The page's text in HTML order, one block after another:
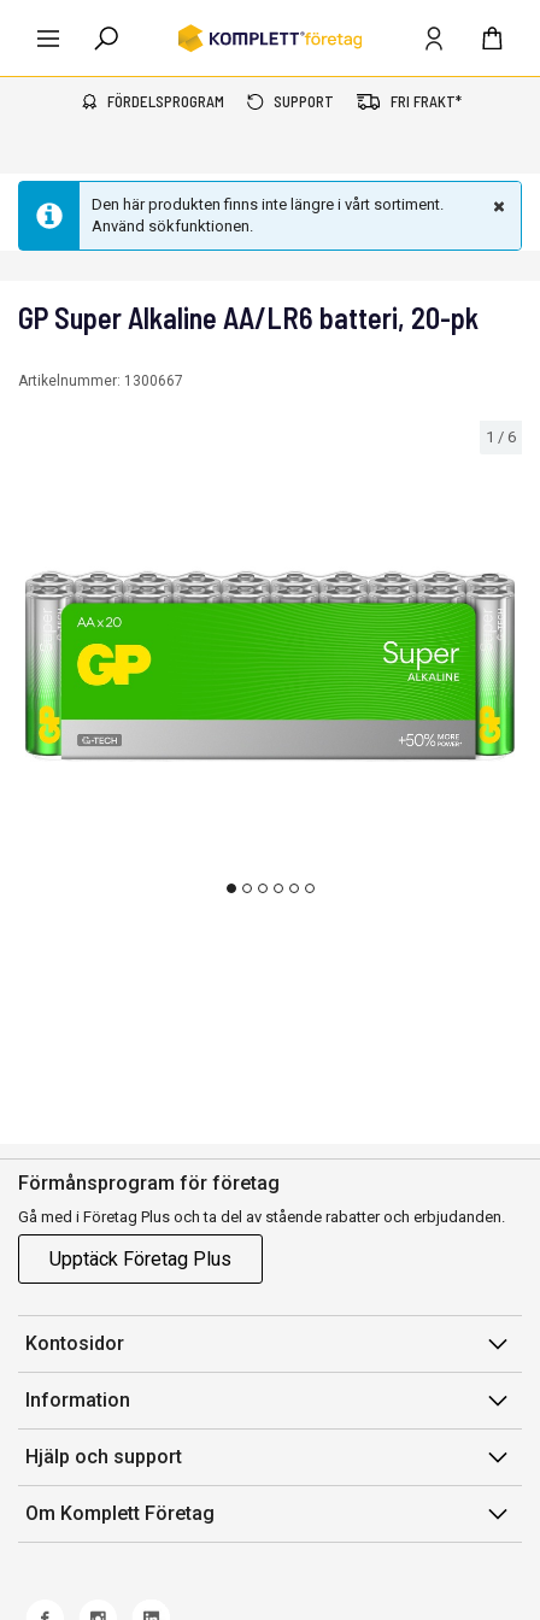
FÖRDELSPROGRAM SUPPORT FRI FRAKT*
Den här produkten finns inte längre i vårt sortiment.
Använd sökfunktionen.
1 / 6
GP Super Alkaline AA/LR6 batteri, 20-pk
Artikelnummer: 1300667
Förmånsprogram för företag
Gå med i Företag Plus och ta del av stående rabatter och erbjudanden.
Upptäck Företag Plus
Kontosidor
Mina sidor
Orderhistorik
Fakturor & Kvitton
Inköpslistor
Information
Försäljningsvillkor
Villkor för Komplett Företag Plus
Felsökning & guider
Hjälp och support
Kontakta oss
Kundservice
Om Komplett Företag